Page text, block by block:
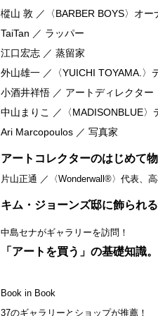
樅山 敦 ／〈BARBER BOYS〉オー
TaiTan ／ ラッパー
江口宏志 ／ 蒸留家
外山雄一 ／〈YUICHI TOYAMA.〉
小酒井祥悟 ／ アートディレクター
中山まりこ ／〈MADISONBLUE〉
Ari Marcopoulos ／ 写真家
アートコレクターのはじめて物
片山正通 ／〈Wonderwall®〉代表、
キム・ジョーンズ邸に飾られ
中島セナがギャラリーを訪問！
「アートを買う」の基礎知識。
Book in Book
37のギャラリーとショップが推薦！